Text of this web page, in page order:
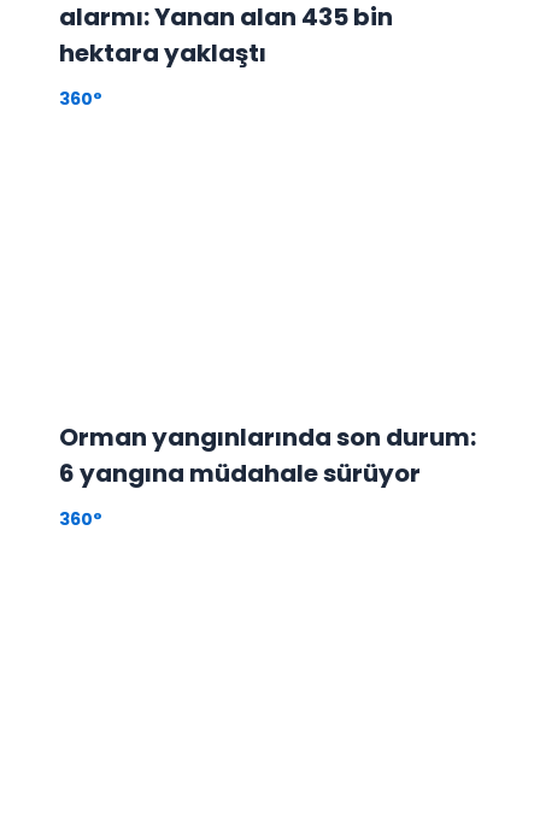
alarmı: Yanan alan 435 bin
hektara yaklaştı
360°
Orman yangınlarında son durum:
6 yangına müdahale sürüyor
360°